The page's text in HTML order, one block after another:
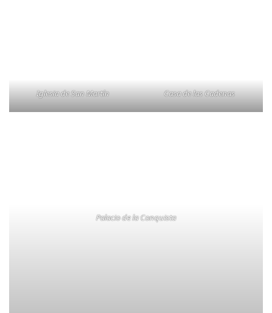
Iglesia de San Martín Casa de las Cadenas
Palacio de la Conquista